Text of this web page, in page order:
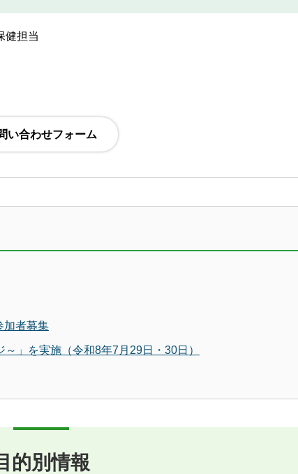
健担当
加者募集
」を実施（令和8年7月29日・30日）
的別情報